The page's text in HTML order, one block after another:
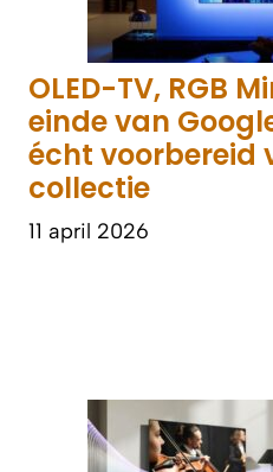
OLED-TV, RGB
einde van
écht voorbereid
collectie
11 april 2026